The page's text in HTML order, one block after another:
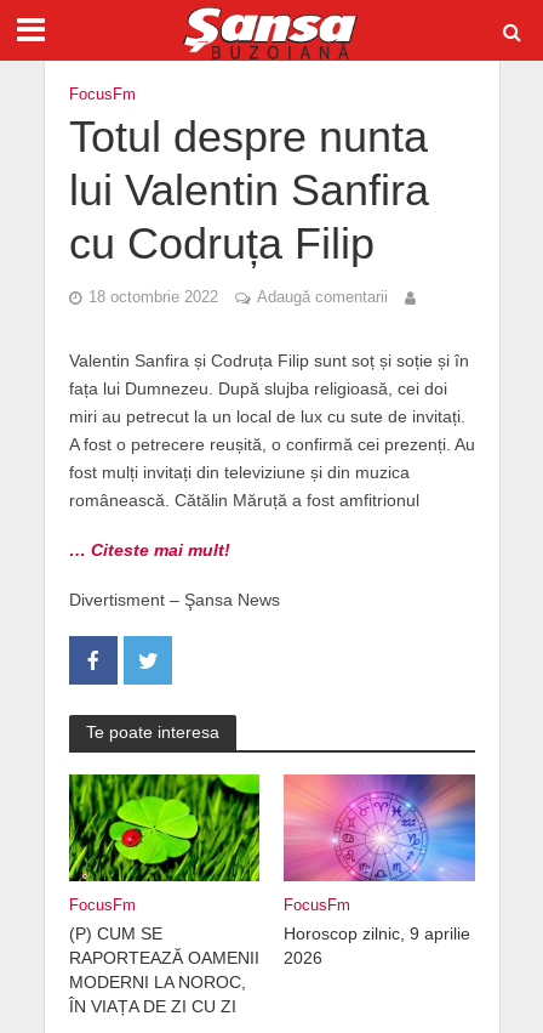
FocusFm
Totul despre nunta
lui Valentin Sanfira
cu Codruța Filip
18 octombrie 2022 Adaugă comentarii
Valentin Sanfira și Codruța Filip sunt soț și soție și în
fața lui Dumnezeu. După slujba religioasă, cei doi
miri au petrecut la un local de lux cu sute de invitați.
A fost o petrecere reușită, o confirmă cei prezenți. Au
fost mulți invitați din televiziune și din muzica
românească. Cătălin Măruță a fost amfitrionul
… Citeste mai mult!
Divertisment – Şansa News
Te poate interesa
FocusFm
(P) CUM SE
RAPORTEAZĂ OAMENII
MODERNI LA NOROC,
ÎN VIAȚA DE ZI CU ZI
FocusFm
Horoscop zilnic, 9 aprilie
2026